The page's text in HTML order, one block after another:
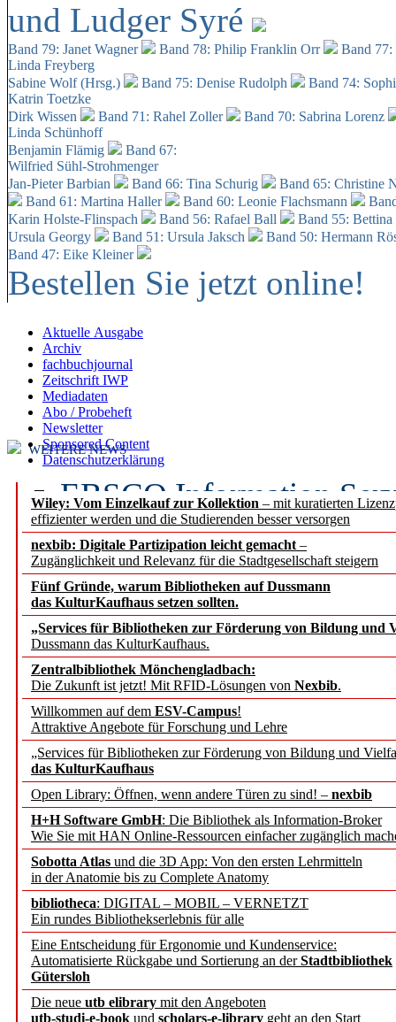
und Ludger Syré
Band 79: Janet Wagner Band 78: Philip Franklin Orr
Band
Linda Freyberg
Sabine Wolf (Hrsg.)
Band 75: Denise Rudolph
Band 74:
Katrin Toetzke
Dirk Wissen
Band 71: Rahel Zoller
Band 70: Sabrina Lorenz
Linda Schünhoff
Benjamin Flämig
Band 67:
Wilfried Sühl-Strohmenger
Jan-Pieter Barbian
Band 66: Tina Schurig
Band 65: Christine
Band 61: Martina Haller
Band 60: Leonie Flachsmann
Karin Holste-Flinspach
Band 56: Rafael Ball
Band 55:
Ursula Georgy
Band 51: Ursula Jaksch Band 50: Hermann
Band 47: Eike Kleiner
Bestellen Sie jetzt online!
Aktuelle Ausgabe
Archiv
fachbuchjournal
Zeitschrift IWP
Mediadaten
Abo / Probeheft
Newsletter
Sponsored Content
Datenschutzerklärung
Wiley: Vom Einzelkauf zur Kollektion – mit kuratierten
effizienter werden und die Studierenden besser versorgen
nexbib: Digitale Partizipation leicht gemacht –
Zugänglichkeit und Relevanz für die Stadtgesellschaft steigern
Fünf Gründe, warum Bibliotheken auf Dussmann
das KulturKaufhaus setzen sollten.
„Services für Bibliotheken zur Förderung von Bildung und
Dussmann das KulturKaufhaus.
Zentralbibliothek Mönchengladbach:
Die Zukunft ist jetzt! Mit RFID-Lösungen von Nexbib.
Willkommen auf dem ESV-Campus!
Attraktive Angebote für Forschung und Lehre
„Services für Bibliotheken zur Förderung von Bildung und
das KulturKaufhaus
Open Library: Öffnen, wenn andere Türen zu sind! – nexbib
H+H Software GmbH: Die Bibliothek als Information-Broker
Wie Sie mit HAN Online-Ressourcen einfacher zugänglich
Sobotta Atlas und die 3D App: Von den ersten Lehrmitteln
in der Anatomie bis zu Complete Anatomy
bibliotheca: DIGITAL – MOBIL – VERNETZT
Ein rundes Bibliothekserlebnis für alle
Eine Entscheidung für Ergonomie und Kundenservice:
Automatisierte Rückgabe und Sortierung an derStadtbibliothek
Gütersloh
Die neue utb elibrary mit den Angeboten
utb-studi-e-book und scholars-e-library geht an den Start
WEITERE NEWS
EBSCO Information
Recherchefunktionen in
Sorbisches Institut neu
Geschichte und
Künstliche Intelligenz
besser zu verstehen
„Leitbegriffe der
des BIÖG erscheinen
jedem Experiment
DFG setzt Förderung
FAIRmat fort
Bayerns digitale